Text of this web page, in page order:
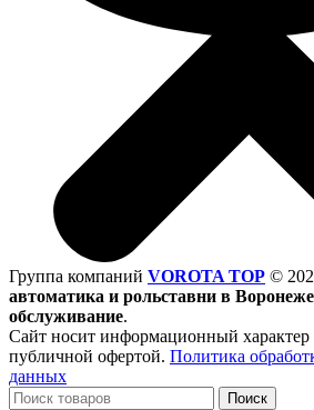
Группа компаний VOROTA TOP ©
автоматика и рольставни в
обслуживание.
Сайт носит информационный характер
публичной офертой. Политика
данных
Поиск